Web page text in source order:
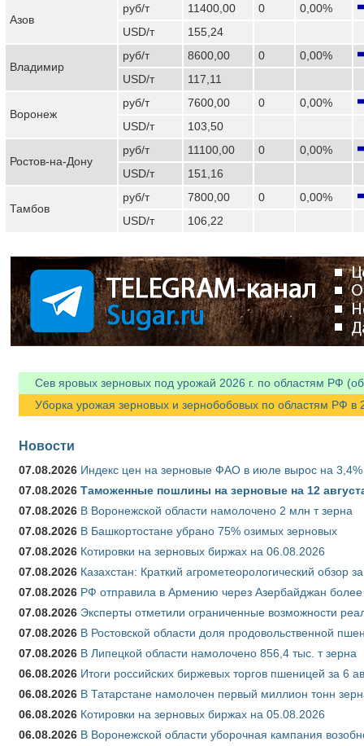
Азов
руб/т 11400,00 0
0,00%
USD/т
155,24
Владимир
руб/т 8600,00 0
0,00%
USD/т
117,11
Воронеж
руб/т 7600,00 0
0,00%
USD/т
103,50
Ростов-на-Дону
руб/т 11100,00 0
0,00%
USD/т
151,16
Тамбов
руб/т 7800,00 0
0,00%
USD/т
106,22
Сев яровых зерновых под урожай 2026 г. по областям РФ
Уборка урожая зерновых и зернобобовых по областям РФ в
Новости
07.08.2026 Индекс цен на зерновые ФАО в июле вырос на 3,4%
07.08.2026 Таможенные пошлины на зерновые на 12
07.08.2026 В Воронежской области намолочено 2 млн т зерна
07.08.2026 В Башкортостане убрано 75% озимых зерновых
07.08.2026 Котировки на зерновых биржах на 06.08.2026
07.08.2026 Казахстан: Краткий агрометеорологический обзор
07.08.2026 РФ отправила в Армению через Азербайджан более
07.08.2026 Эксперты отметили ограниченные возможности
07.08.2026 В Ростовской области доля продовольственной
07.08.2026 В Липецкой области намолочено 856,4 тыс. т зерна
06.08.2026 Итоги российских биржевых торгов пшеницей за 6
06.08.2026 В Татарстане намолочен первый миллион тонн
06.08.2026 Котировки на зерновых биржах на 05.08.2026
06.08.2026 В Воронежской области уборочная кампания